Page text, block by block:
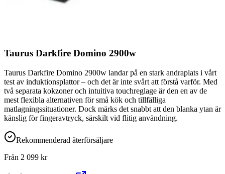
Taurus Darkfire Domino 2900w
Taurus Darkfire Domino 2900w landar på en stark andraplats i vårt
test av induktionsplattor – och det är inte svårt att förstå varför. Med
två separata kokzoner och intuitiva touchreglage är den en av de
mest flexibla alternativen för små kök och tillfälliga
matlagningssituationer. Dock märks det snabbt att den blanka ytan är
känslig för fingeravtryck, särskilt vid flitig användning.
Rekommenderad återförsäljare
Från 2 099 kr